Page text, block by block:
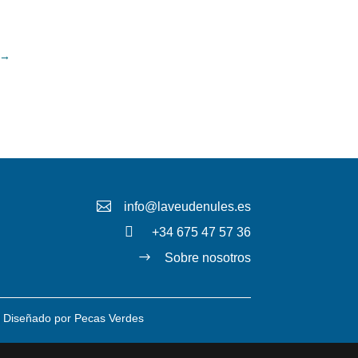
 info@laveudenules.es
 +34 675 47 57 36
$ Sobre nosotros
Diseñado por Pecas Verdes